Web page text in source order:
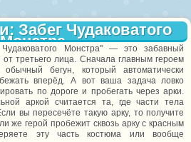
Забег Чудаковатого
Монстра
Чудаковатого Монстра" — это забавный
от третьего лица. Сначала главным героем
обычный бегун, который автоматически
вперёд. А вот ваша задача ловко
по дороге и пробегать через арки.
аркой считается та, где части тела
вы пересечёте такую арку, то получите
же герой пробежит сквозь арку с красным
эту часть костюма или вообще